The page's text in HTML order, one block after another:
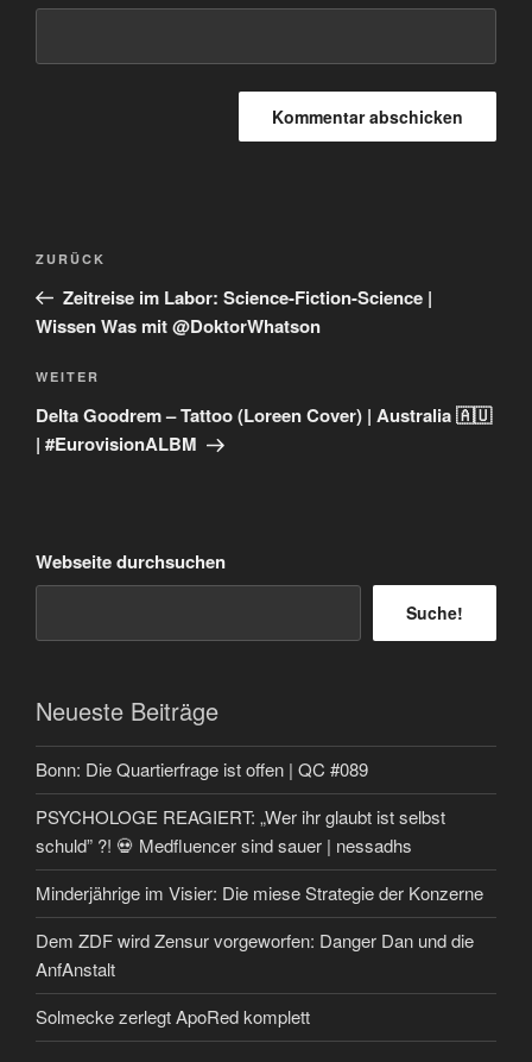
Beitragsnavigation
Vorheriger
Beitrag
ZURÜCK
Zeitreise im Labor: Science-Fiction-Science |
Wissen Was mit @DoktorWhatson
Nächster
Beitrag
WEITER
Delta Goodrem – Tattoo (Loreen Cover) | Australia 🇦🇺
| #EurovisionALBM
Webseite durchsuchen
Suche!
Neueste Beiträge
Bonn: Die Quartierfrage ist offen | QC #089
PSYCHOLOGE REAGIERT: „Wer ihr glaubt ist selbst
schuld” ?! 💀 Medfluencer sind sauer | nessadhs
Minderjährige im Visier: Die miese Strategie der Konzerne
Dem ZDF wird Zensur vorgeworfen: Danger Dan und die
AnfAnstalt
Solmecke zerlegt ApoRed komplett